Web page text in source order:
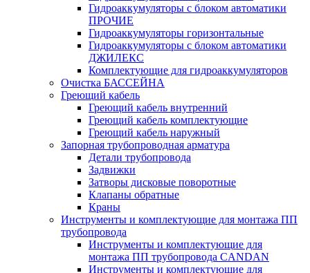
Гидроаккумуляторы с блоком автоматики
ПРОЧИЕ
Гидроаккумуляторы горизонтальные
Гидроаккумуляторы с блоком автоматики
ДЖИЛЕКС
Комплектующие для гидроаккумуляторов
Очистка БАССЕЙНА
Греющий кабель
Греющий кабель внутренний
Греющий кабель комплектующие
Греющий кабель наружный
Запорная трубопроводная арматура
Детали трубопровода
Задвижки
Затворы дисковые поворотные
Клапаны обратные
Краны
Инструменты и комплектующие для монтажа ПП
трубопровода
Инструменты и комплектующие для
монтажа ПП трубопровода CANDAN
Инструменты и комплектующие для